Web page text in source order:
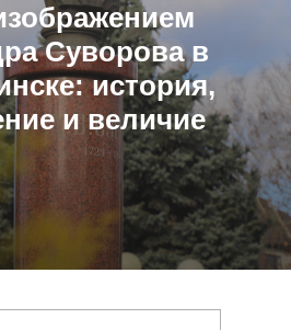
Суворова в
история,
и величие